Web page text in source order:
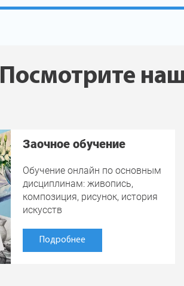
Посмотрите
Заочное обучение
Обучение онлайн по основным
дисциплинам: живопись,
композиция, рисунок, история
искусств
Подробнее